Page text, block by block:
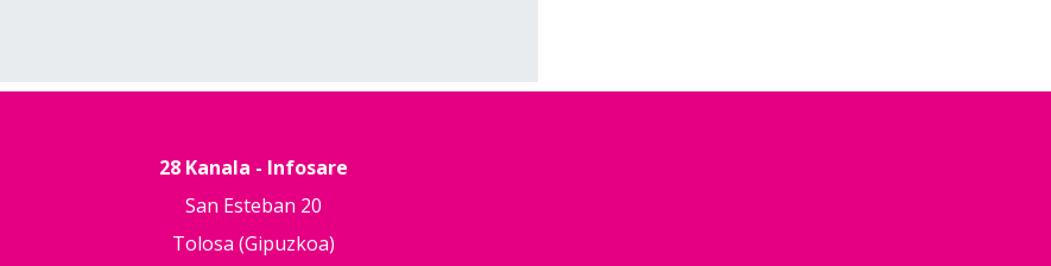
28 Kanala - Infosare
San Esteban 20
Tolosa (Gipuzkoa)